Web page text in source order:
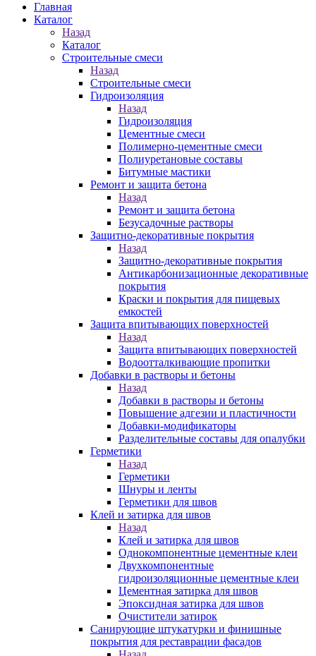
Главная
Каталог
Назад
Каталог
Строительные смеси
Назад
Строительные смеси
Гидроизоляция
Назад
Гидроизоляция
Цементные смеси
Полимерно-цементные смеси
Полиуретановые составы
Битумные мастики
Ремонт и защита бетона
Назад
Ремонт и защита бетона
Безусадочные растворы
Защитно-декоративные покрытия
Назад
Защитно-декоративные покрытия
Антикарбонизационные декоративные
покрытия
Краски и покрытия для пищевых
емкостей
Защита впитывающих поверхностей
Назад
Защита впитывающих поверхностей
Водоотталкивающие пропитки
Добавки в растворы и бетоны
Назад
Добавки в растворы и бетоны
Повышение адгезии и пластичности
Добавки-модификаторы
Разделительные составы для опалубки
Герметики
Назад
Герметики
Шнуры и ленты
Герметики для швов
Клей и затирка для швов
Назад
Клей и затирка для швов
Однокомпонентные цементные клеи
Двухкомпонентные
гидроизоляционные цементные клеи
Цементная затирка для швов
Эпоксидная затирка для швов
Очистители затирок
Санирующие штукатурки и финишные
покрытия для реставрации фасадов